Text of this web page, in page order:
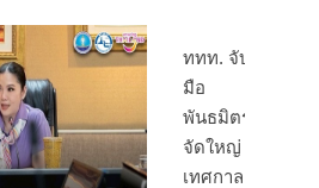
ททท. จับ
มือ
พันธมิตร
จัดใหญ่
เทศกาล